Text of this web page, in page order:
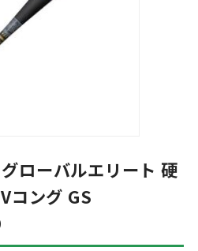
ローバルエリート 硬
コング GS